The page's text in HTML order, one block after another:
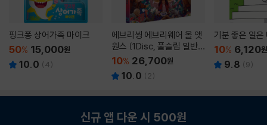
핑크퐁 상어가족 마이크
50% 15,000원
10.0 (4)
에브리씽 에브리웨어 올 앳
원스 (1Disc, 풀슬립 일반
판) : 블루레이
10% 26,700원
10.0 ( 2)
기분 좋은 일은
10% 6,120원
9.8 (9)
신규 앱 다운 시 500원